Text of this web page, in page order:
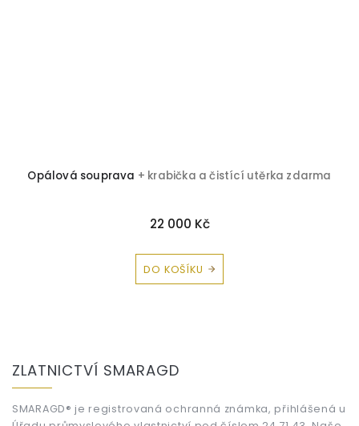
Opálová souprava + krabička a čistící utěrka zdarma
22 000 Kč
DO KOŠÍKU
ZLATNICTVÍ SMARAGD
SMARAGD® je registrovaná ochranná známka, přihlášená u